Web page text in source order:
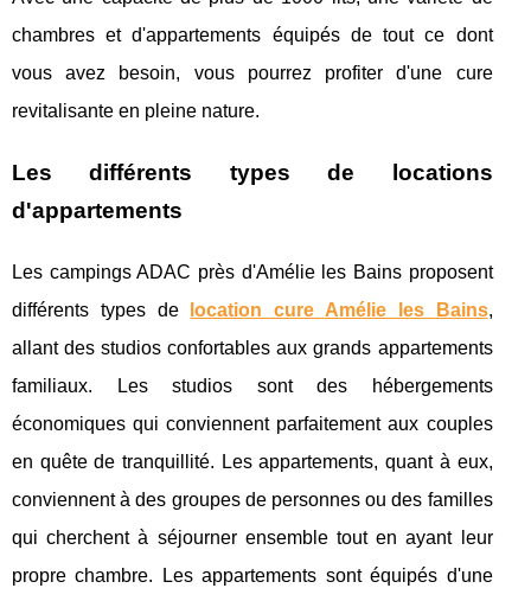
chambres et d'appartements équipés de tout ce dont
vous avez besoin, vous pourrez profiter d'une cure
revitalisante en pleine nature.
Les différents types de locations
d'appartements
Les campings ADAC près d'Amélie les Bains proposent
différents types de
location cure Amélie les Bains,
allant des studios confortables aux grands appartements
familiaux. Les studios sont des hébergements
économiques qui conviennent parfaitement aux couples
en quête de tranquillité. Les appartements, quant à eux,
conviennent à des groupes de personnes ou des familles
qui cherchent à séjourner ensemble tout en ayant leur
propre chambre. Les appartements sont équipés d'une